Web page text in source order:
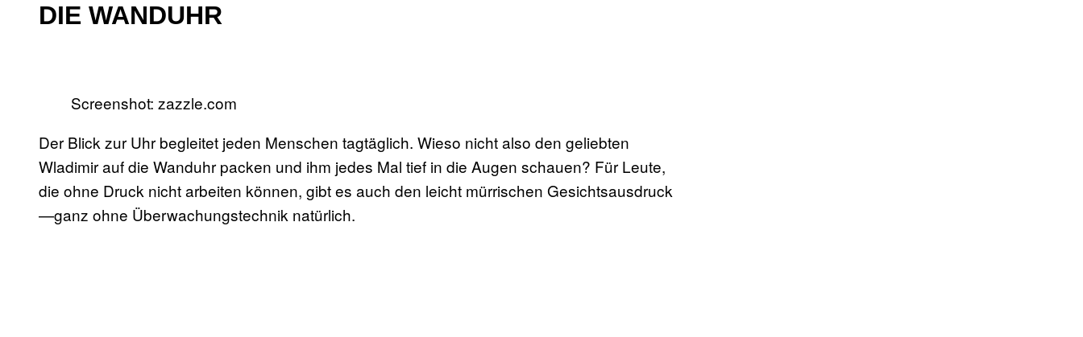
DIE WANDUHR
Screenshot: zazzle.com
Der Blick zur Uhr begleitet jeden Menschen tagtäglich. Wieso nicht also den geliebten
Wladimir auf die Wanduhr packen und ihm jedes Mal tief in die Augen schauen? Für Leute,
die ohne Druck nicht arbeiten können, gibt es auch den leicht mürrischen Gesichtsausdruck
—ganz ohne Überwachungstechnik natürlich.